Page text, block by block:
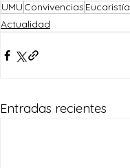
UMU Convivencias Eucaristía
Actualidad
Entradas recientes